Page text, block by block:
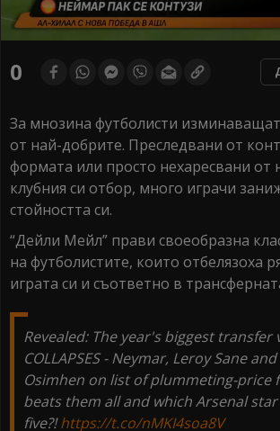
of0
За мнозина футболисти
от най-добрите. Преследвани от
формата или просто нехаресвани от
клубния си отбор, много играчи
стойността си.
“Дейли Мейл” прави своеобразна
на футболистите, които отбелязоха
играта си и съответно в
Revealed: The year's biggest transfer
COLLAPSES - Neymar, Leroy Sane
Osimhen on list of plummeting-price
beats them all and which Arsenal
five?!https://t.co/nMKI4soa8V